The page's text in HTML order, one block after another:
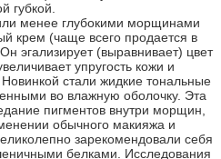
губкой.
менее глубокими морщинами
крем (чаще всего продается в
эгализирует (выравнивает) цвет
упругость кожи и
стали жидкие тональные
во влажную оболочку. Эта
пигментов внутри морщин,
обычного макияжа и
зарекомендовали себя
белками. Исследования